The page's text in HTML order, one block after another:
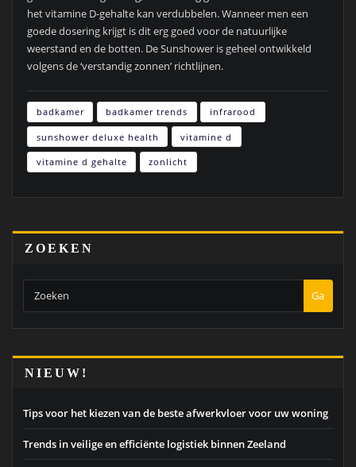
het vitamine D-gehalte kan verdubbelen. Wanneer men een
goede dosering krijgt is dit erg goed voor de natuurlijke
weerstand en de botten. De Sunshower is geheel ontwikkeld
volgens de ‘verstandig zonnen’ richtlijnen.
badkamer badkamer trends infrarood
sunshower deluxe health vitamine d
vitamine d gehalte zonlicht
ZOEKEN
Ga
NIEUW!
Tips voor het kiezen van de beste afwerkvloer voor uw woning
Trends in veilige en efficiënte logistiek binnen Zeeland